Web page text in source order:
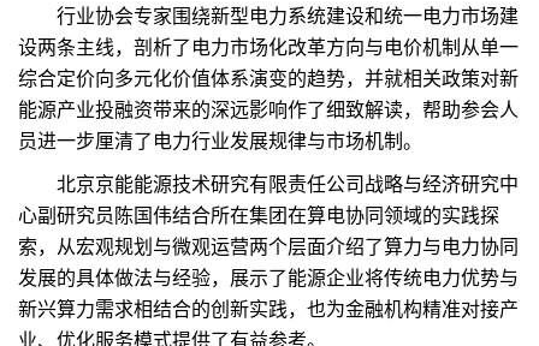
行业协会专家围绕新型电力系统建设和统一电力市场建
设两条主线，剖析了电力市场化改革方向与电价机制从单一
综合定价向多元化价值体系演变的趋势，并就相关政策对新
能源产业投融资带来的深远影响作了细致解读，帮助参会人
员进一步厘清了电力行业发展规律与市场机制。
北京京能能源技术研究有限责任公司战略与经济研究中
心副研究员陈国伟结合所在集团在算电协同领域的实践探
索，从宏观规划与微观运营两个层面介绍了算力与电力协同
发展的具体做法与经验，展示了能源企业将传统电力优势与
新兴算力需求相结合的创新实践，也为金融机构精准对接产
业、优化服务模式提供了有益参考。